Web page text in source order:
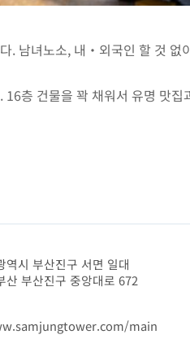
. 남녀노소, 내‧외국인 할 것
층 건물을 꽉 채워서 유명 맛
역시 부산진구 서면 일대
산 부산진구 중앙대로 672
main